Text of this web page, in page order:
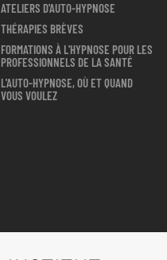
ATELIERS D'AUTO-HYPNOSE
THÉRAPIES BRÈVES
FORMATIONS À L'HYPNOSE POUR LES
PROFESSIONNELS DE LA SANTÉ
L'AUTO-HYPNOSE, OÙ ET QUAND
VOUS VOULEZ